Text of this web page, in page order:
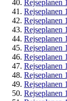
Rejseplanen
Rejseplanen
Rejseplanen
Rejseplanen
Rejseplanen
Rejseplanen
Rejseplanen
Rejseplanen
Rejseplanen
Rejseplanen
Rejseplanen